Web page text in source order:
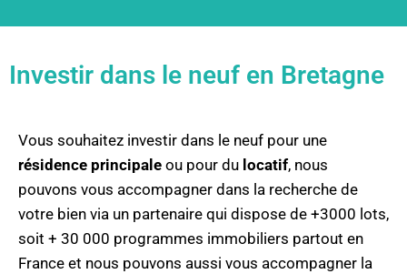
Investir dans le neuf en Bretagne
Vous souhaitez investir dans le neuf pour une
résidence principale ou pour du locatif, nous
pouvons vous accompagner dans la recherche de
votre bien via un partenaire qui dispose de +3000 lots,
soit + 30 000 programmes immobiliers partout en
France et nous pouvons aussi vous accompagner la